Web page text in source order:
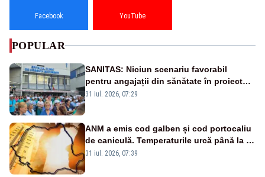
Facebook YouTube
POPULAR
SANITAS: Niciun scenariu favorabil
pentru angajații din sănătate în proiectul
Legii salarizării
31 iul. 2026, 07:29
ANM a emis cod galben și cod portocaliu
de caniculă. Temperaturile urcă până la 38
de grade, iar nopțile devin tropicale
31 iul. 2026, 07:39